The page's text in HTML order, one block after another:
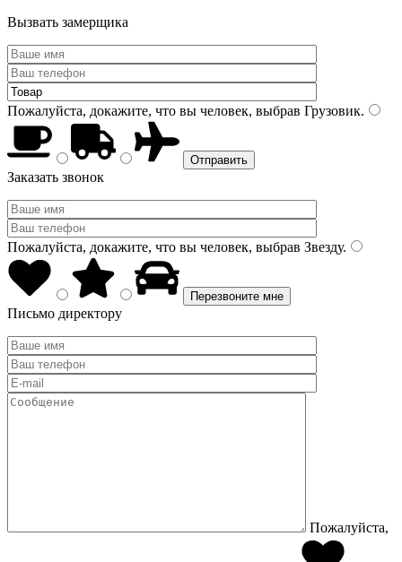
Вызвать замерщика
Пожалуйста, докажите, что вы человек, выбрав Грузовик.
Заказать звонок
Пожалуйста, докажите, что вы человек, выбрав Звезду.
Письмо директору
Пожалуйста,